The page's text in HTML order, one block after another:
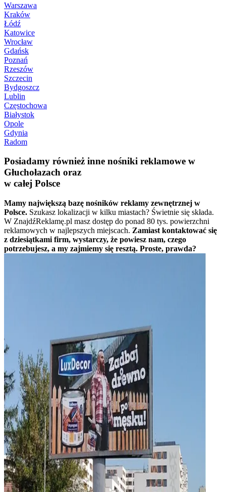
Warszawa
Kraków
Łódź
Katowice
Wrocław
Gdańsk
Poznań
Rzeszów
Szczecin
Bydgoszcz
Lublin
Częstochowa
Białystok
Opole
Gdynia
Radom
Posiadamy również inne nośniki reklamowe w
Głuchołazach oraz
w całej Polsce
Mamy największą bazę nośników reklamy zewnętrznej w
Polsce. Szukasz lokalizacji w kilku miastach? Świetnie się składa.
W ZnajdźReklamę.pl masz dostęp do ponad 80 tys. powierzchni
reklamowych w najlepszych miejscach. Zamiast kontaktować się
z dziesiątkami firm, wystarczy, że powiesz nam, czego
potrzebujesz, a my zajmiemy się resztą. Proste, prawda?